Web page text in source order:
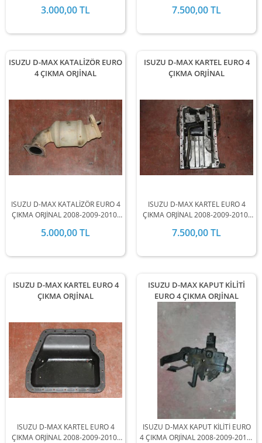
MODEL ARALIĞINDA
3.000,00 TL
ARALIĞINDA STOKLARIMIZDA
7.500,00 TL
ISUZU D-MAX KATALİZÖR EURO
4 ÇIKMA ORJİNAL
ISUZU D-MAX KATALİZÖR EURO 4
ÇIKMA ORJİNAL 2008-2009-2010-
STOKLARIMIZDA MEVCUTTUR.
5.000,00 TL
ISUZU D-MAX KARTEL EURO 4
ÇIKMA ORJİNAL
ISUZU D-MAX KARTEL EURO 4
ÇIKMA ORJİNAL 2008-2009-2010-
STOKLARIMIZDA MEVCUTTUR.
7.500,00 TL
ISUZU D-MAX KARTEL EURO 4
ÇIKMA ORJİNAL
ISUZU D-MAX KARTEL EURO 4
ÇIKMA ORJİNAL 2008-2009-2010-
ISUZU D-MAX KAPUT KİLİTİ
EURO 4 ÇIKMA ORJİNAL
ISUZU D-MAX KAPUT KİLİTİ EURO
4 ÇIKMA ORJİNAL 2008-2009-2010-